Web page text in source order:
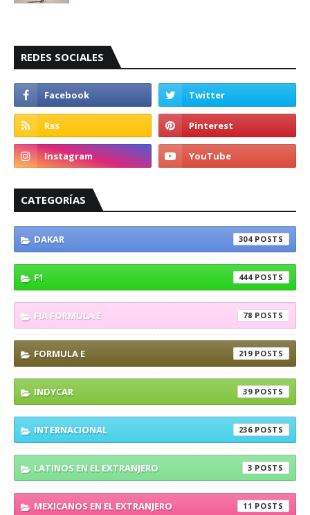
REDES SOCIALES
CATEGORÍAS
DAKAR 304
F1 444
FIA FORMULA E 78
FORMULA E 219
INDYCAR 39
INTERNACIONAL 236
LATINOS EN EL EXTRANJERO 3
MEXICANOS EN EL EXTRANJERO 11